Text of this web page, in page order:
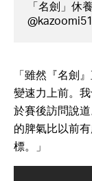
「名劍」休
「雖然『名劍
變速力上前。
於賽後訪問說
的脾氣比以前
標。」